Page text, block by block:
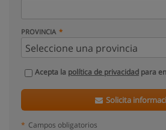
PROVINCIA
Acepta la política de privacidad para
Solicita
* Campos obligatorios